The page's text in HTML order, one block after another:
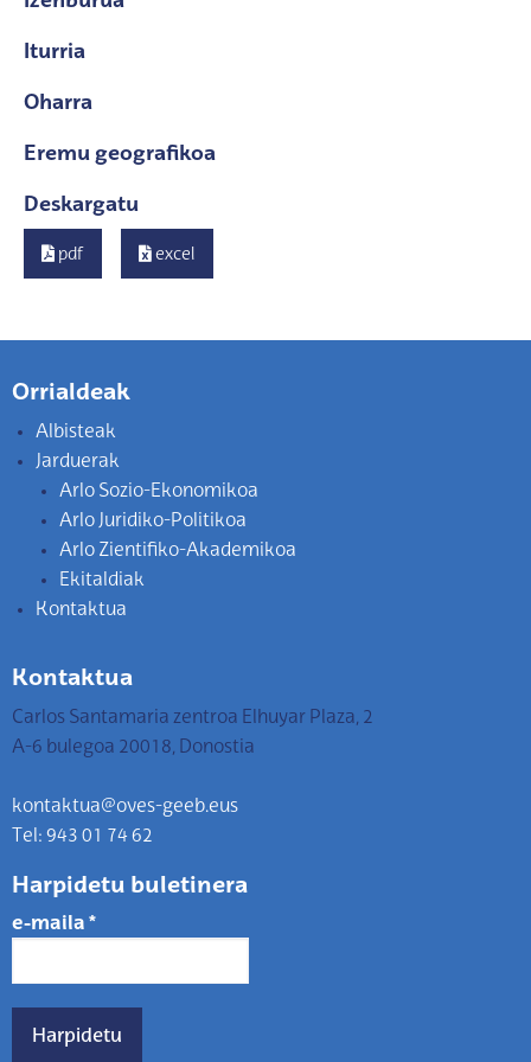
Iturria
Oharra
Eremu geografikoa
Deskargatu
pdf excel
Orrialdeak
Albisteak
Jarduerak
Arlo Sozio-Ekonomikoa
Arlo Juridiko-Politikoa
Arlo Zientifiko-Akademikoa
Ekitaldiak
Kontaktua
Kontaktua
Carlos Santamaria zentroa Elhuyar Plaza, 2
A-6 bulegoa 20018, Donostia
kontaktua@oves-geeb.eus
Tel: 943 01 74 62
Harpidetu buletinera
e-maila *